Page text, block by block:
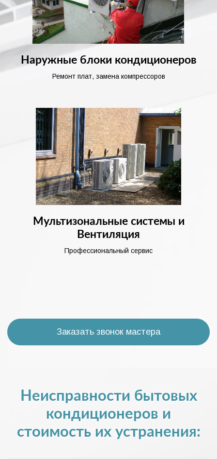
Наружные блоки кондиционеров
Ремонт плат, замена компрессоров
Мультизональные системы и
Вентиляция
Профессиональный сервис
Заказать звонок мастера
Неисправности бытовых
кондиционеров и
стоимость их устранения: